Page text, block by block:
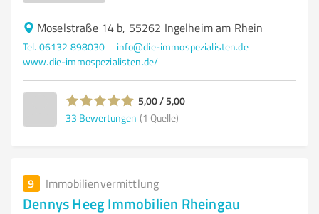
Moselstraße 14 b, 55262 Ingelheim am Rhein
Tel. 06132 898030
info@die-immospezialisten.de
www.die-immospezialisten.de/
5,00 / 5,00
33 Bewertungen (1 Quelle)
9 Immobilienvermittlung
Dennys Heeg Immobilien Rheingau